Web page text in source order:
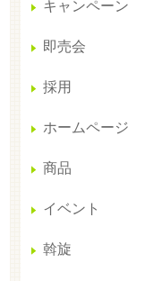
キャンペーン
即売会
採用
ホームページ
商品
イベント
斡旋